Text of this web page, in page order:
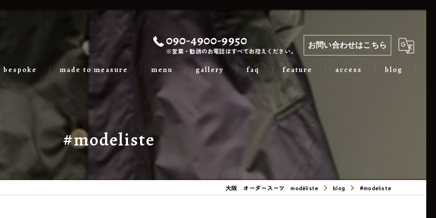
090-4900-9950
※営業・勧誘のお電話はすべてお控えください。
お問い合わせはこちら
bespoke made to measure menu gallery faq feature
カジュアル
出張
フォーマル
レディース
access blog
#modeliste
大阪 オーダースーツ modéliste blog #modeliste